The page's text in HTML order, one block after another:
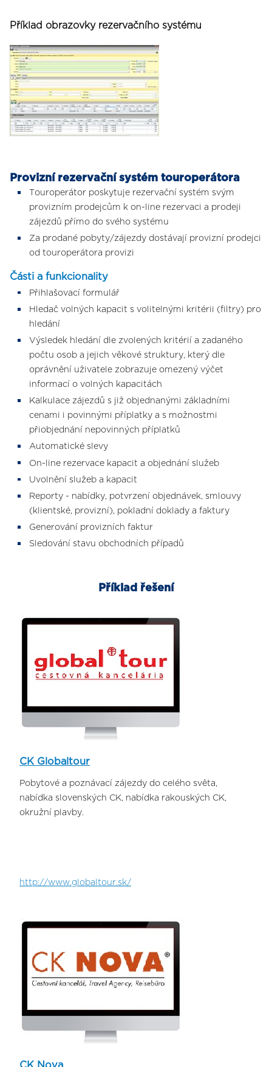
Příklad obrazovky rezervačního systému
Provizní rezervační systém touroperátora
Touroperátor poskytuje rezervační systém svým
provizním prodejcům k on-line rezervaci a prodeji
zájezdů přímo do svého systému
Za prodané pobyty/zájezdy dostávají provizní prodejci
od touroperátora provizi
Části a funkcionality
Přihlašovací formulář
Hledač volných kapacit s volitelnými kritérii (filtry) pro
hledání
Výsledek hledání dle zvolených kritérií a zadaného
počtu osob a jejich věkové struktury, který dle
oprávnění uživatele zobrazuje omezený výčet
informací o volných kapacitách
Kalkulace zájezdů s již objednanými základními
cenami i povinnými příplatky a s možnostmi
přiobjednání nepovinných příplatků
Automatické slevy
On-line rezervace kapacit a objednání služeb
Uvolnění služeb a kapacit
Reporty - nabídky, potvrzení objednávek, smlouvy
(klientské, provizní), pokladní doklady a faktury
Generování provizních faktur
Sledování stavu obchodních případů
Příklad řešení
CK Globaltour
Pobytové a poznávací zájezdy do celého světa,
nabídka slovenských CK, nabídka rakouských CK,
okružní plavby.
http://www.globaltour.sk/